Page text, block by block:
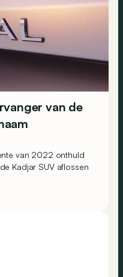
van de
van 2022 onthuld
Kadjar SUV aflossen